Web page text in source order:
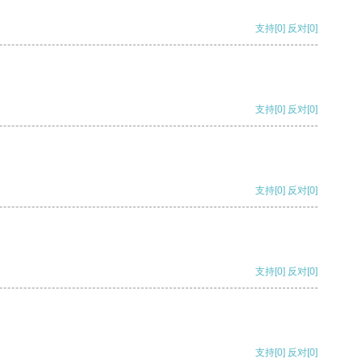
支持[0] 反对[0]
支持[0] 反对[0]
支持[0] 反对[0]
支持[0] 反对[0]
支持[0] 反对[0]